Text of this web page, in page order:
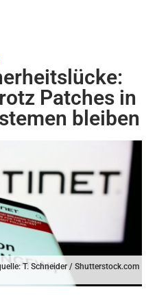
Patches in
bleiben
T. Schneider / Shutterstock.com